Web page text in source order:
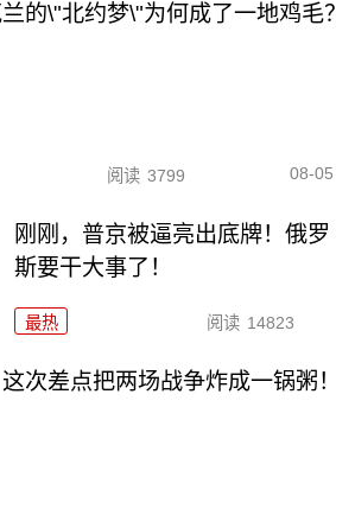
的\"北约梦\"为何成了一地鸡毛？
阅读 3799 08-05
刚刚，普京被逼亮出底牌！俄罗
斯要干大事了！
最热 阅读 14823
次差点把两场战争炸成一锅粥！